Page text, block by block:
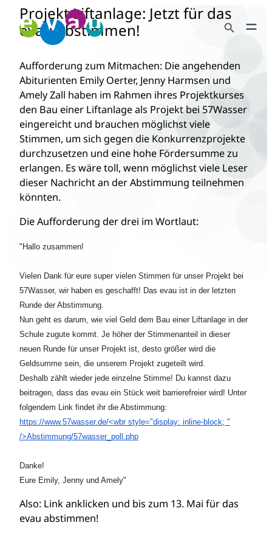
Zum
Inhalt
springen
Search Button
Projekt Liftanlage: Jetzt für das
evau abstimmen!
Aufforderung zum Mitmachen: Die angehenden
Abiturienten Emily Oerter, Jenny Harmsen und
Amely Zall haben im Rahmen ihres Projektkurses
den Bau einer Liftanlage als Projekt bei 57Wasser
eingereicht und brauchen möglichst viele
Stimmen, um sich gegen die Konkurrenzprojekte
durchzusetzen und eine hohe Fördersumme zu
erlangen. Es wäre toll, wenn möglichst viele Leser
dieser Nachricht an der Abstimmung teilnehmen
könnten.
Die Aufforderung der drei im Wortlaut:
"Hallo zusammen!
Vielen Dank für eure super vielen Stimmen für unser Projekt bei
57Wasser, wir haben es geschafft! Das evau ist in der letzten
Runde der Abstimmung.
Nun geht es darum, wie viel Geld dem Bau einer Liftanlage in der
Schule zugute kommt. Je höher der Stimmenanteil in dieser
neuen Runde für unser Projekt ist, desto größer wird die
Geldsumme sein, die unserem Projekt zugeteilt wird.
Deshalb zählt wieder jede einzelne Stimme! Du kannst dazu
beitragen, dass das evau ein Stück weit barrierefreier wird! Unter
folgendem Link findet ihr die Abstimmung:
https://www.57wasser.de/<wbr style="display: inline-block; "
/>Abstimmung/57wasser_poll.php
Danke!
Eure Emily, Jenny und Amely"
Also: Link anklicken und bis zum 13. Mai für das
evau abstimmen!